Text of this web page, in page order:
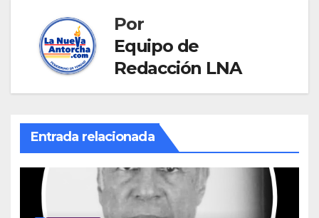
Por
Equipo de
Redacción LNA
Entrada relacionada